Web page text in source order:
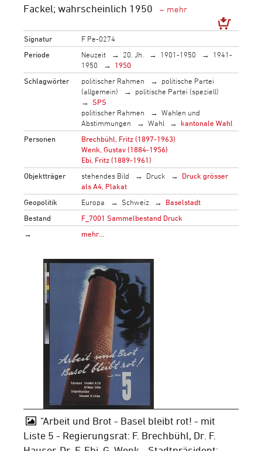
Fackel; wahrscheinlich 1950
Signatur
F Pe-0274
Periode
Neuzeit 20. Jh. 1901-1950
1941-
1950
1950
Schlagwörter
politischer Rahmen
politische Partei
(allgemein)
politische Partei (speziell)
SPS
politischer Rahmen
Wahlen und
Abstimmungen
Wahl
kantonale Wahl
Personen
Brechbühl, Fritz (1897-1963)
Wenk, Gustav (1884-1956)
Ebi, Fritz (1889-1961)
Objektträger
stehendes Bild Druck
Druck grösser
als A4, Plakat
Geopolitik
Europa Schweiz
Baselstadt
Bestand
F_7001 Sammelbestand Druck
→
mehr…
"Arbeit und Brot - Basel bleibt rot! - mit
Liste 5 - Regierungsrat: F. Brechbühl, Dr. F.